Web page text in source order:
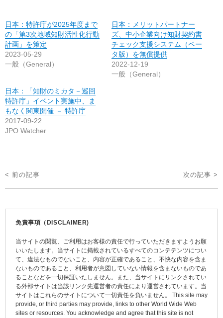
日本：特許庁が2025年度まで
の「第3次地域知財活性化行動
計画」を策定
2023-05-29
一般（General）
日本：メリットパートナー
ズ、中小企業向け知財契約書
チェック支援システム（ベー
タ版）を無償提供
2022-12-19
一般（General）
日本：「知財のミカタ－巡回
特許庁」イベント実施中、ま
もなく関東開催 － 特許庁
2017-09-22
JPO Watcher
投
稿
< 前の記事 次の記事 >
免責事項（DISCLAIMER)
当サイトの閲覧、ご利用はお客様の責任で行っていただきますようお願
いいたします。当サイトに掲載されているすべてのコンテテンツについ
て、違法なものでないこと、内容が正確であること、不快な内容を含ま
ないものであること、利用者が意図していない情報を含まないものであ
ることなどを一切保証いたしません。また、当サイトにリンクされてい
る外部サイトは当該リンク先運営者の責任により運営されています。当
サイトはこれらのサイトについて一切責任を負いません。 This site may
provide, or third parties may provide, links to other World Wide Web
sites or resources. You acknowledge and agree that this site is not